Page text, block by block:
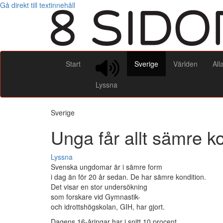
Gå direkt till textinnehåll
Start
Lyssna
Sverige Världen
Sverige
Unga får allt sämre
Lyssna
Svenska ungdomar är i sämre form
i dag än för 20 år sedan. De har sämre kondition.
Det visar en stor undersökning
som forskare vid Gymnastik-
och idrottshögskolan, GIH, har gjort.